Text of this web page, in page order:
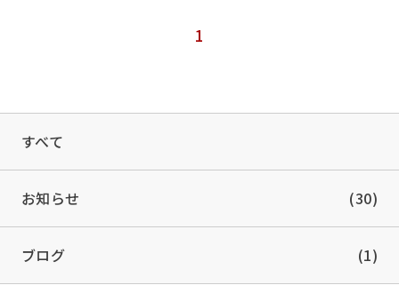
1
すべて
お知らせ (30)
ブログ (1)